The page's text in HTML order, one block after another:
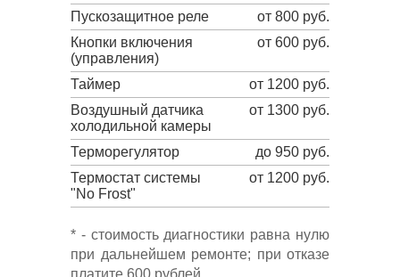
Пускозащитное реле
от 800 руб.
Кнопки включения
(управления)
от 600 руб.
Таймер
от 1200 руб.
Воздушный датчика
холодильной камеры
от 1300 руб.
Терморегулятор
до 950 руб.
Термостат системы
"No Frost"
от 1200 руб.
* - стоимость диагностики равна нулю
при дальнейшем ремонте; при отказе
платите 600 рублей.